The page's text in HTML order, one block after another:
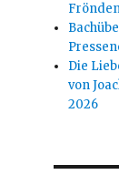
Die
von
2026